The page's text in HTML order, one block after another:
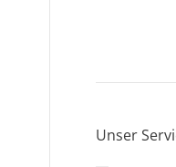
Unser